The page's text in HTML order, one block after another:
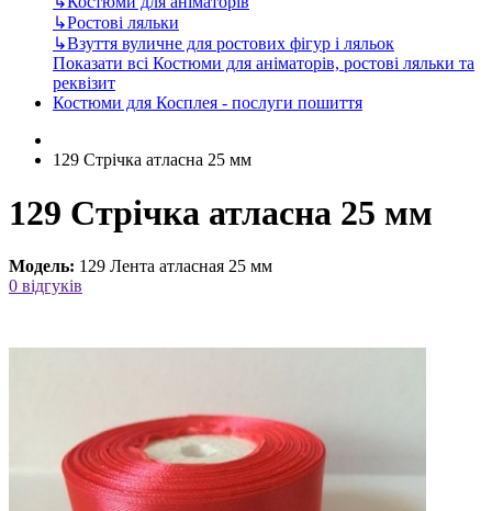
↳Ростові ляльки
↳Взуття вуличне для ростових фігур і ляльок
Показати всі Костюми для аніматорів, ростові ляльки та
реквізит
Костюми для Косплея - послуги пошиття
129 Стрічка атласна 25 мм
129 Стрічка атласна 25 мм
Модель: 129 Лента атласная 25 мм
0 відгуків